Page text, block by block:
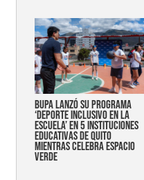
Bupa lanzó su programa
‘Deporte Inclusivo en la
Escuela’ en 5 instituciones
educativas de Quito
mientras celebra espacio
verde